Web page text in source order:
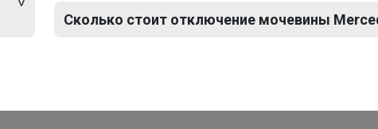
Сколько стоит отключение мочевины